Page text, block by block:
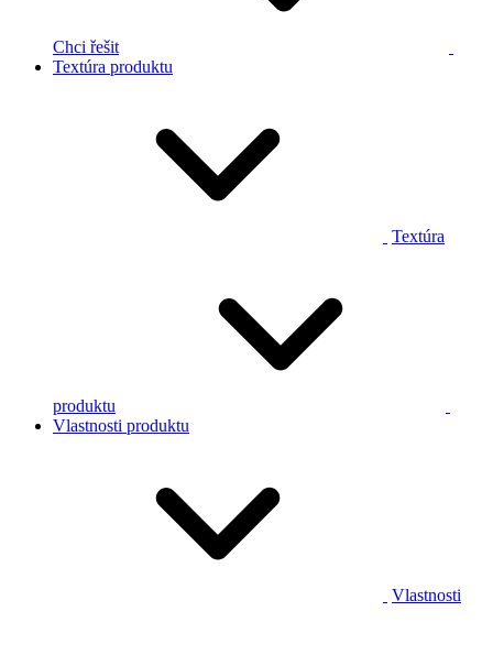
Chci řešit
Textúra produktu
Textúra
produktu
Vlastnosti produktu
Vlastnosti